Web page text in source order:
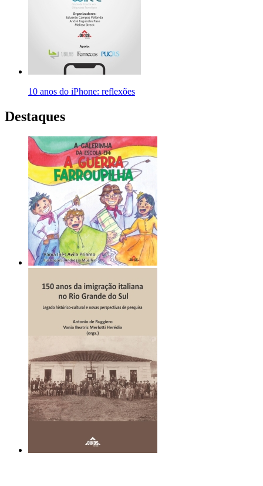
10 anos do iPhone: reflexões
Destaques